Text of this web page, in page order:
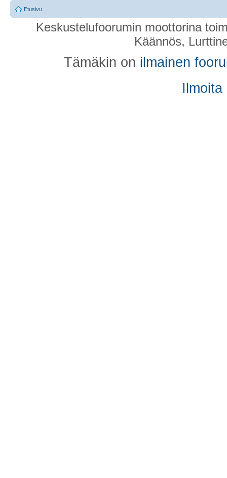
Etusivu
Keskustelufoorumin moottorina
Käännös,
Tämäkin on ilmainen